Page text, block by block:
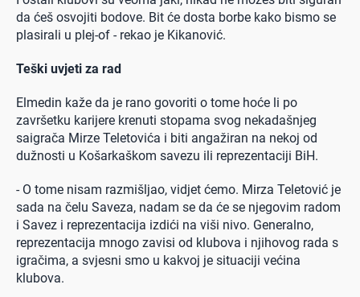
da ćeš osvojiti bodove. Bit će dosta borbe kako bismo se
plasirali u plej-of - rekao je Kikanović.
Teški uvjeti za rad
Elmedin kaže da je rano govoriti o tome hoće li po
završetku karijere krenuti stopama svog nekadašnjeg
saigrača Mirze Teletovića i biti angažiran na nekoj od
dužnosti u Košarkaškom savezu ili reprezentaciji BiH.
- O tome nisam razmišljao, vidjet ćemo. Mirza Teletović je
sada na čelu Saveza, nadam se da će se njegovim radom
i Savez i reprezentacija izdići na viši nivo. Generalno,
reprezentacija mnogo zavisi od klubova i njihovog rada s
igračima, a svjesni smo u kakvoj je situaciji većina
klubova.